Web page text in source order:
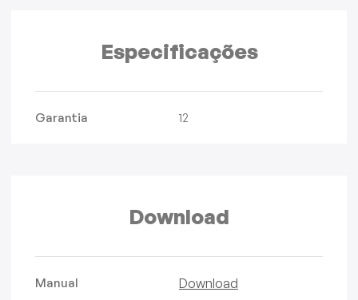
Especificações
Garantia 12
Download
Manual Download